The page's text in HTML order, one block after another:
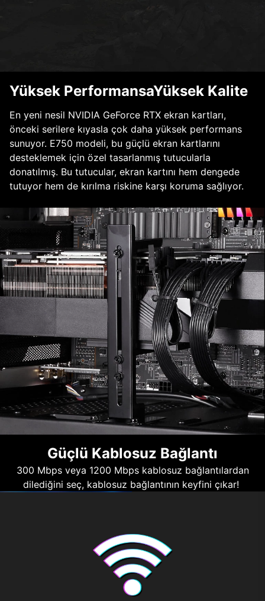
Yüksek PerformansaYüksek Kalite
En yeni nesil NVIDIA GeForce RTX ekran kartları,
önceki serilere kıyasla çok daha yüksek performans
sunuyor. E750 modeli, bu güçlü ekran kartlarını
desteklemek için özel tasarlanmış tutucularla
donatılmış. Bu tutucular, ekran kartını hem dengede
tutuyor hem de kırılma riskine karşı koruma sağlıyor.
Güçlü Kablosuz Bağlantı
300 Mbps veya 1200 Mbps kablosuz bağlantılardan
dilediğini seç, kablosuz bağlantının keyfini çıkar!